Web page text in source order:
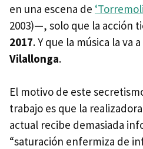
en una escena de
2003)—, solo que la acción
2017. Y que la música la va
Vilallonga.
El motivo de este
trabajo es que la
actual recibe demasiada
“saturación enfermiza de